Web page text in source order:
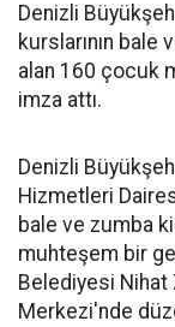
Denizli
kurslarının bale
alan 160 çocuk
imza attı.
Denizli
Hizmetleri
bale ve zumba
muhteşem bir
Belediyesi
Merkezi'nde